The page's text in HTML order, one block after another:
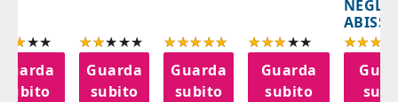
subito
Guarda
subito
Guarda
subito
Guarda
subito
NEGLI
ABISSI